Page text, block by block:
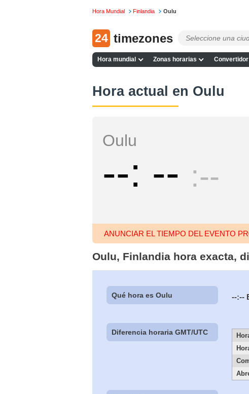
Hora Mundial Finlandia Oulu
24 timezones
Hora mundial Zonas horarias
Hora actual en Oulu
Oulu
-- -- --
ANUNCIAR EL TIEMPO DEL EVENTO
Oulu, Finlandia hora exacta,
Qué hora es Oulu --:--
Diferencia horaria GMT/UTC